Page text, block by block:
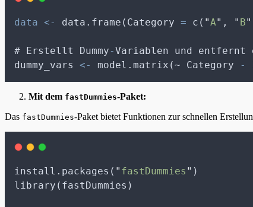
data <- data.frame(Category = c( "A" , " B"
# Erstellt Dummy-Variablen und
dummy_vars <- model.matrix(~ Category -
Mit dem fastDummies-Paket:
Das fastDummies-Paket bietet Funktionen zur schnellen
install.packages( " fastDummies " )
library(fastDummies)